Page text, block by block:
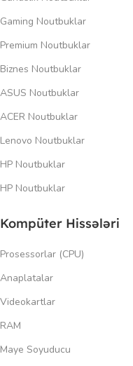
Gaming Noutbuklar
Premium Noutbuklar
Biznes Noutbuklar
ASUS Noutbuklar
ACER Noutbuklar
Lenovo Noutbuklar
HP Noutbuklar
HP Noutbuklar
Kompüter Hissələri
Prosessorlar (CPU)
Anaplatalar
Videokartlar
RAM
Maye Soyuducu